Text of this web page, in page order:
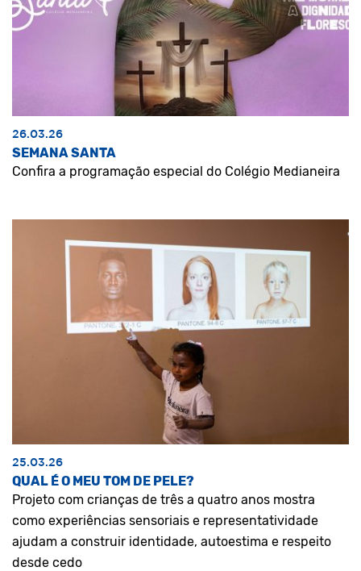
26.03.26
SEMANA SANTA
Confira a programação especial do Colégio Medianeira
25.03.26
QUAL É O MEU TOM DE PELE?
Projeto com crianças de três a quatro anos mostra
como experiências sensoriais e representatividade
ajudam a construir identidade, autoestima e respeito
desde cedo